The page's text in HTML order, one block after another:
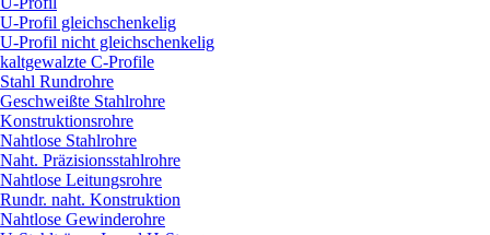
U-Profil gleichschenkelig
U-Profil nicht gleichschenkelig
kaltgewalzte C-Profile
Stahl Rundrohre
Geschweißte Stahlrohre
Konstruktionsrohre
Nahtlose Stahlrohre
Naht. Präzisionsstahlrohre
Nahtlose Leitungsrohre
Rundr. naht. Konstruktion
Nahtlose Gewinderohre